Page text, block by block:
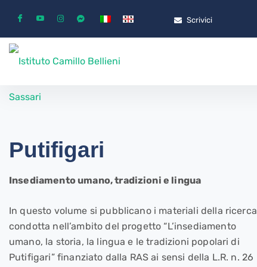
Scrivici
Putifigari
Insediamento umano, tradizioni e lingua
In questo volume si pubblicano i materiali della ricerca
condotta nell’ambito del progetto “L’insediamento
umano, la storia, la lingua e le tradizioni popolari di
Putifigari” finanziato dalla RAS ai sensi della L.R. n. 26